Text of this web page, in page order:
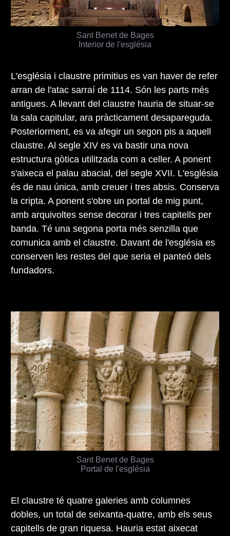
Sant Benet de Bages
Interior de l'església
L'església i claustre primitius es van haver de refer
arran de l'atac sarraí de 1114. Són les parts més
antigues. A llevant del claustre hauria de situar-se
la sala capitular, ara pràcticament desapareguda.
Posteriorment, es va afegir un segon pis a aquell
claustre. Al segle XIV es va bastir una nova
estructura gòtica utilitzada com a celler. A ponent
s'aixeca el palau abacial, del segle XVII. L'església
és de nau única, amb creuer i tres absis. Conserva
la cripta. A ponent s'obre un portal de mig punt,
amb arquivoltes sense decorar i tres capitells per
banda. Té una segona porta més senzilla que
comunica amb el claustre. Davant de l'església es
conserven les restes del que seria el panteó dels
fundadors.
El claustre té quatre galeries amb columnes
dobles, un total de seixanta-quatre, amb els seus
capitells de gran riquesa. Hauria estat aixecat
Sant Benet de Bages
Portal de l'església